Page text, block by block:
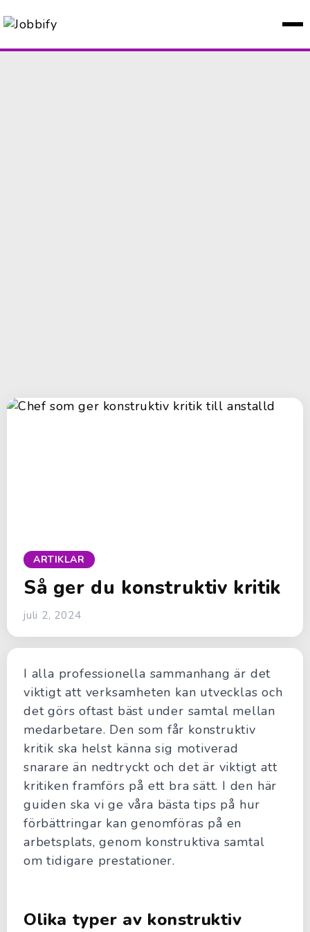
ARTIKLAR
Så ger du konstruktiv kritik
juli 2, 2024
I alla professionella sammanhang är det
viktigt att verksamheten kan utvecklas och
det görs oftast bäst under samtal mellan
medarbetare. Den som får konstruktiv
kritik ska helst känna sig motiverad
snarare än nedtryckt och det är viktigt att
kritiken framförs på ett bra sätt. I den här
guiden ska vi ge våra bästa tips på hur
förbättringar kan genomföras på en
arbetsplats, genom konstruktiva samtal
om tidigare prestationer.
Olika typer av konstruktiv